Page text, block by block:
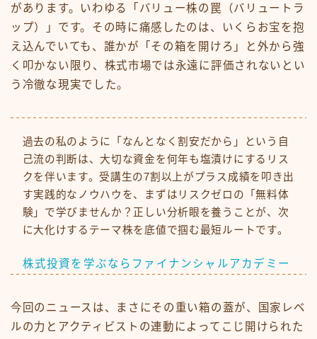
があります。いわゆる「バリュー株の罠（バリュートラ
ップ）」です。その時に痛感したのは、いくらお宝を抱
え込んでいても、誰かが「その箱を開けろ」と外から強
く叩かない限り、株式市場では永遠に評価されないとい
う冷徹な現実でした。
過去の私のように「なんとなく割安だから」という自
己流の判断は、大切な資金を何年も塩漬けにするリス
クを伴います。受講生の7割以上がプラス成績を叩き出
す実践的なノウハウを、まずはリスクゼロの「無料体
験」で学びませんか？正しい分析眼を養うことが、次
に大化けするテーマ株を底値で掴む最短ルートです。
株式投資を学ぶならファイナンシャルアカデミー
今回のニュースは、まさにその重い箱の蓋が、国家レベ
ルの力とアクティビストの連動によってこじ開けられた